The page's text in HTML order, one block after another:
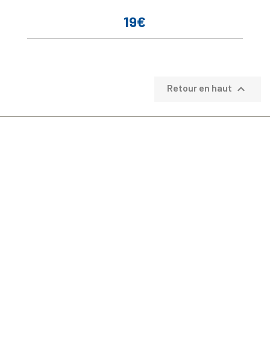
Prix
19€
Retour en haut 